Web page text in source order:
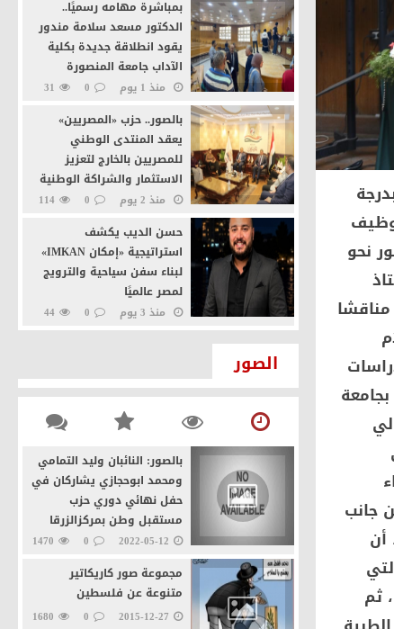
نحو
مناقشا
جانب
أن
ثم
بمباشرة مهامه رسميًا..
الدكتور مسعد سلامة مندور
يقود انطلاقة جديدة بكلية
الآداب جامعة المنصورة
منذ 1 يوم 0
31
بالصور.. حزب «المصريين»
يعقد المنتدى الوطني
للمصريين بالخارج لتعزيز
الاستثمار والشراكة الوطنية
منذ 2 يوم 0
114
حسن الديب يكشف
استراتيجية «إمكان IMKAN»
لبناء سفن سياحية والترويج
لمصر عالميًا
منذ 3 يوم 0
44
والزيادة الجديدة استجابةً
الصور
بالصور: النائبان وليد التمامي
ومحمد ابوحجازي يشاركان في
حفل نهائي دوري حزب
مستقبل وطن بمركزالزرقا
2022-05-12
0
1470
مجموعة صور كاريكاتير
متنوعة عن فلسطين
2015-12-27
0
1680